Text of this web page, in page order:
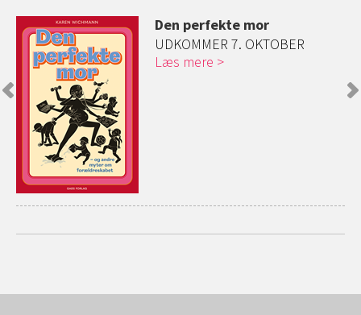
Den perfekte mor
UDKOMMER 7. OKTOBER
Læs mere